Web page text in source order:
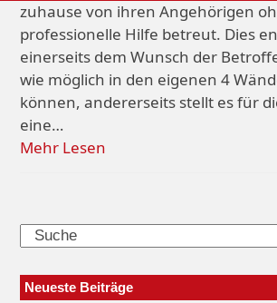
zuhause von ihren Angehörigen
professionelle Hilfe betreut. Dies
einerseits dem Wunsch der
wie möglich in den eigenen 4
können, andererseits stellt es für
eine…
Mehr Lesen
Search
Neueste Beiträge